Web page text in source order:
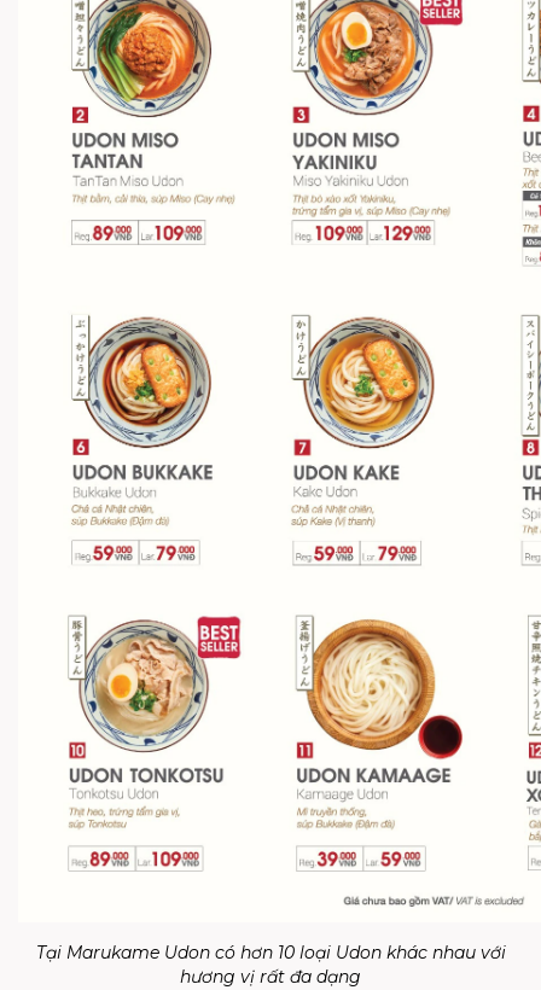
Tại Marukame Udon có hơn 10 loại Udon khác nhau với
hương vị rất đa dạng